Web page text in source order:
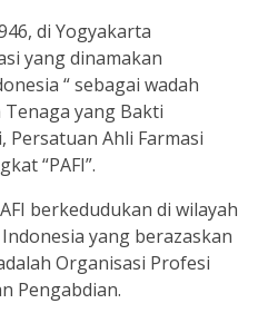
di Yogyakarta
yang dinamakan
“ sebagai wadah
yang Bakti
Persatuan Ahli Farmasi
“PAFI”.
berkedudukan di wilayah
yang berazaskan
Organisasi Profesi
Pengabdian.